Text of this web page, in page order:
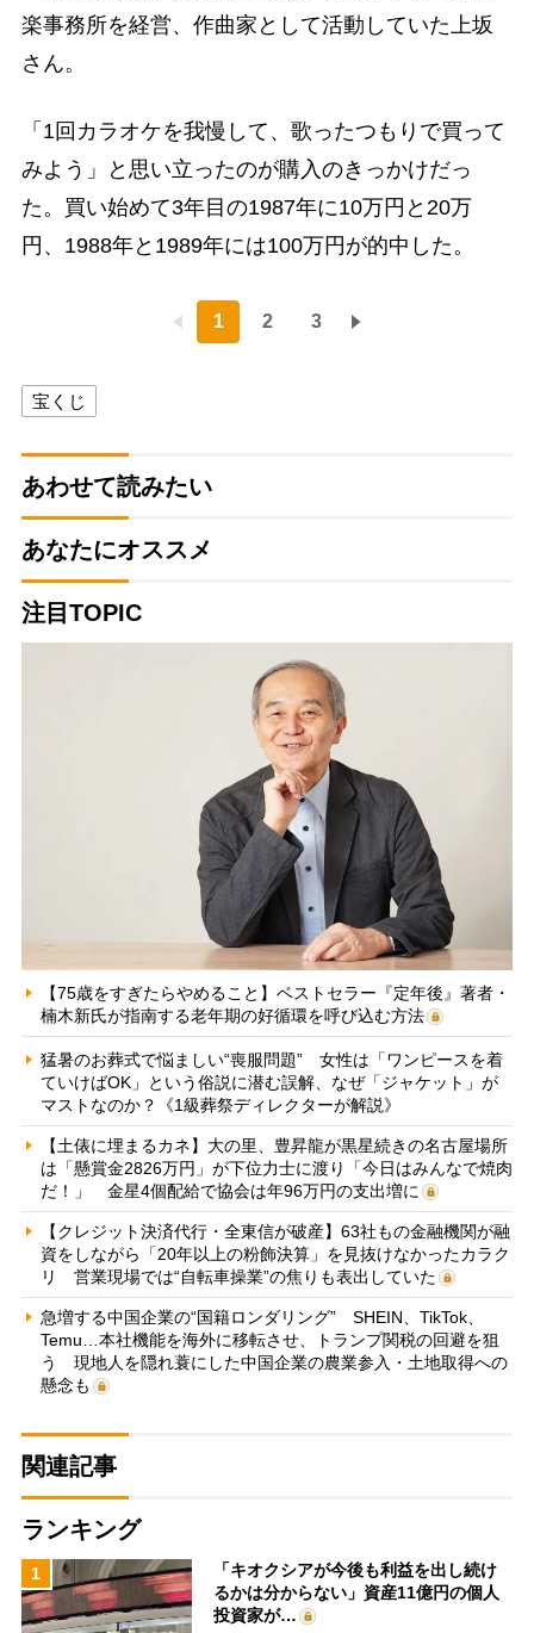
楽事務所を経営、作曲家として活動していた上坂
さん。
「1回カラオケを我慢して、歌ったつもりで買って
みよう」と思い立ったのが購入のきっかけだっ
た。買い始めて3年目の1987年に10万円と20万
円、1988年と1989年には100万円が的中した。
1 2 3
宝くじ
あわせて読みたい
あなたにオススメ
注目TOPIC
【75歳をすぎたらやめること】ベストセラー『定年後』著者・
楠木新氏が指南する老年期の好循環を呼び込む方法
猛暑のお葬式で悩ましい“喪服問題” 女性は「ワンピースを着
ていけばOK」という俗説に潜む誤解、なぜ「ジャケット」が
マストなのか？《1級葬祭ディレクターが解説》
【土俵に埋まるカネ】大の里、豊昇龍が黒星続きの名古屋場所
は「懸賞金2826万円」が下位力士に渡り「今日はみんなで焼肉
だ！」 金星4個配給で協会は年96万円の支出増に
【クレジット決済代行・全東信が破産】63社もの金融機関が融
資をしながら「20年以上の粉飾決算」を見抜けなかったカラク
リ 営業現場では“自転車操業”の焦りも表出していた
急増する中国企業の“国籍ロンダリング” SHEIN、TikTok、
Temu…本社機能を海外に移転させ、トランプ関税の回避を狙
う 現地人を隠れ蓑にした中国企業の農業参入・土地取得への
懸念も
関連記事
ランキング
1
「キオクシアが今後も利益を出し続け
るかは分からない」資産11億円の個人
投資家が…